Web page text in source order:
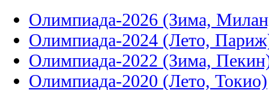
Олимпиада-2026 (Зима,
Олимпиада-2024 (Лето,
Олимпиада-2022 (Зима,
Олимпиада-2020 (Лето, Токио)